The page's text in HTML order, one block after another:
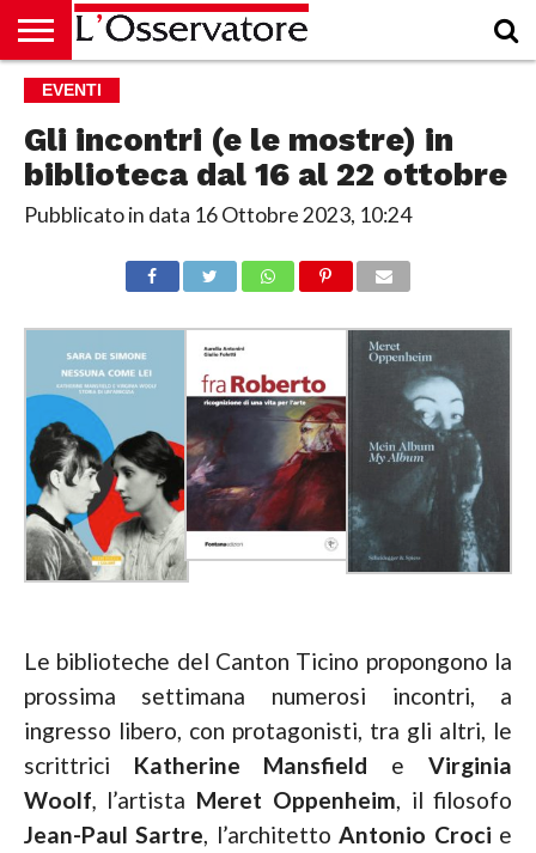
HOME
CULTURA
ECONOMIA
RUBRICHE
ARCHIVIO
PODCAST
ABBONAMENTO
CHI
ACCEDI
EVENTI
Gli incontri (e le mostre) in
biblioteca dal 16 al 22 ottobre
Pubblicato in data 16 Ottobre 2023, 10:24
Le biblioteche del Canton Ticino propongono la
prossima settimana numerosi incontri, a
ingresso libero, con protagonisti, tra gli altri, le
scrittrici Katherine Mansfield eVirginia
Woolf, l’artista Meret Oppenheim, il filosofo
Jean-Paul Sartre, l’architettoAntonio Croci e